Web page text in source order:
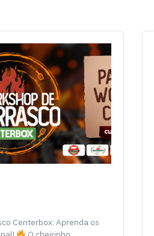
Centerbox: Aprenda os